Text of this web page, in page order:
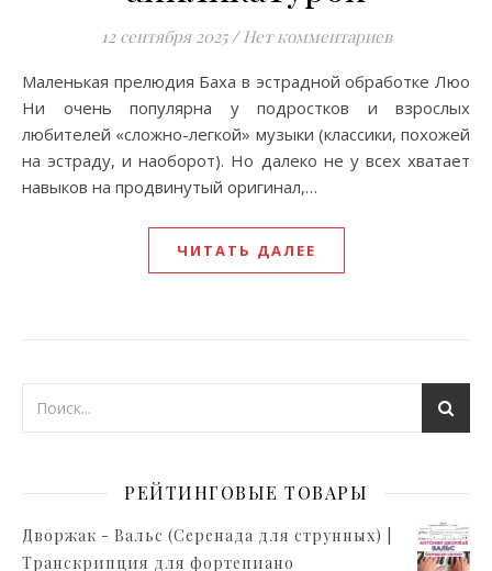
12 сентября 2025 / Нет комментариев
Маленькая прелюдия Баха в эстрадной обработке Люо
Ни очень популярна у подростков и взрослых
любителей «сложно-легкой» музыки (классики, похожей
на эстраду, и наоборот). Но далеко не у всех хватает
навыков на продвинутый оригинал,…
ЧИТАТЬ ДАЛЕЕ
РЕЙТИНГОВЫЕ ТОВАРЫ
Дворжак - Вальс (Серенада для струнных) |
Транскрипция для фортепиано